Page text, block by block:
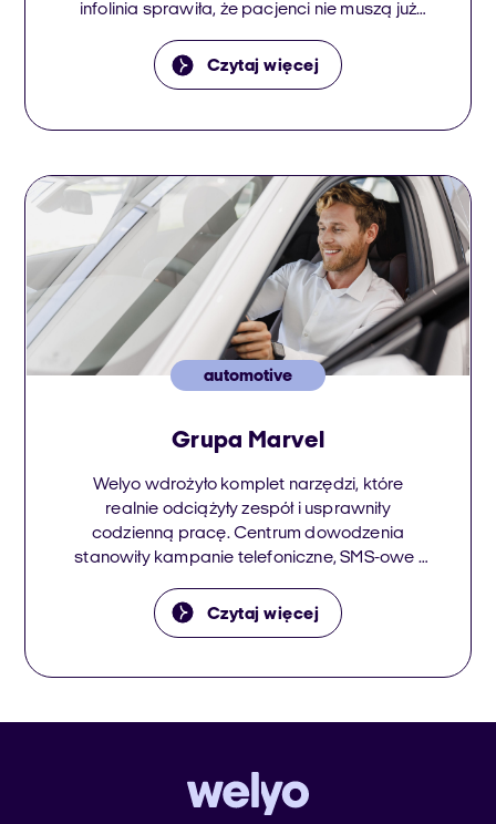
infolinia sprawiła, że pacjenci nie muszą już
sprawnie, bez frustracji. System
automatycznego oddzwaniania zadbał o
dodzwonić – teraz każdy kontakt zostaje
Czytaj więcej
automotive
Grupa Marvel
Welyo wdrożyło komplet narzędzi, które
realnie odciążyły zespół i usprawniły
codzienną pracę. Centrum dowodzenia
stanowiły kampanie telefoniczne, SMS-owe i
się szybciej, precyzyjniej i w idealnie
dobranym kanale. Każdy dział – od sprzedaży
ubezpieczenia – zyskał dedykowane
Czytaj więcej